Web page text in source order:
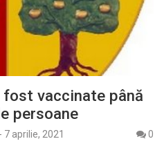
fost vaccinate până
persoane
- 7 aprilie, 2021
0